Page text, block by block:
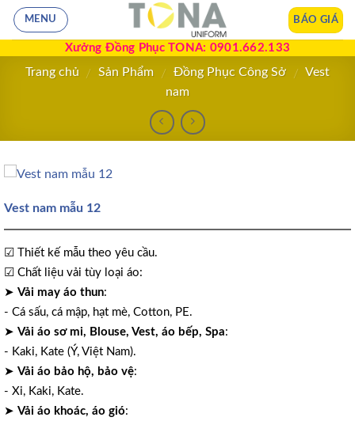
MENU BÁO GIÁ
Xưởng Đồng Phục TONA: 0901.662.133
Trang chủ / Sản Phẩm / Đồng Phục Công Sở / Vest
nam
Vest nam mẫu 12
☑ Thiết kế mẫu theo yêu cầu.
☑ Chất liệu vải tùy loại áo:
➤ Vải may áo thun:
- Cá sấu, cá mập, hạt mè, Cotton, PE.
➤ Vải áo sơ mi, Blouse, Vest, áo bếp, Spa:
- Kaki, Kate (Ý, Việt Nam).
➤ Vải áo bảo hộ, bảo vệ:
- Xi, Kaki, Kate.
➤ Vải áo khoác, áo gió: